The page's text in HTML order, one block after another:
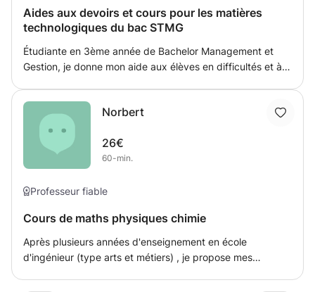
Aides aux devoirs et cours pour les matières
technologiques du bac STMG
Étudiante en 3ème année de Bachelor Management et
Gestion, je donne mon aide aux élèves en difficultés et à
filière "poubelle" dans laquelle on casait les élèves
difficiles, mais au-delà de cette image dégradante, cette
filière donne de réelles chances de réussite dans le monde
du travail en se concentrant sur des informations
Norbert
26€
60-min.
Professeur fiable
Cours de maths physiques chimie
Après plusieurs années d'enseignement en école
d'ingénieur (type arts et métiers) , je propose mes